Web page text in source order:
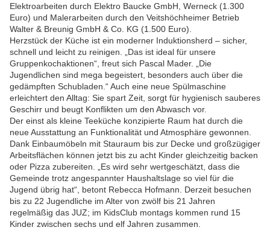
Elektroarbeiten durch Elektro Baucke GmbH, Werneck (1.300
Euro) und Malerarbeiten durch den Veitshöchheimer Betrieb
Walter & Breunig GmbH & Co. KG (1.500 Euro).
Herzstück der Küche ist ein moderner Induktionsherd – sicher,
schnell und leicht zu reinigen. „Das ist ideal für unsere
Gruppenkochaktionen“, freut sich Pascal Mader. „Die
Jugendlichen sind mega begeistert, besonders auch über die
gedämpften Schubladen.“ Auch eine neue Spülmaschine
erleichtert den Alltag: Sie spart Zeit, sorgt für hygienisch sauberes
Geschirr und beugt Konflikten um den Abwasch vor.
Der einst als kleine Teeküche konzipierte Raum hat durch die
neue Ausstattung an Funktionalität und Atmosphäre gewonnen.
Dank Einbaumöbeln mit Stauraum bis zur Decke und großzügiger
Arbeitsflächen können jetzt bis zu acht Kinder gleichzeitig backen
oder Pizza zubereiten. „Es wird sehr wertgeschätzt, dass die
Gemeinde trotz angespannter Haushaltslage so viel für die
Jugend übrig hat“, betont Rebecca Hofmann. Derzeit besuchen
bis zu 22 Jugendliche im Alter von zwölf bis 21 Jahren
regelmäßig das JUZ; im KidsClub montags kommen rund 15
Kinder zwischen sechs und elf Jahren zusammen.